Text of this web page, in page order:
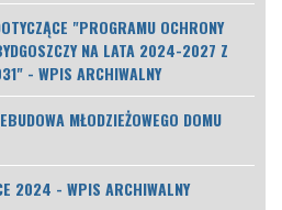
"PROGRAMU OCHRONY
NA LATA 2024-2027 Z
- WPIS ARCHIWALNY
MŁODZIEŻOWEGO DOMU
2024 - WPIS ARCHIWALNY